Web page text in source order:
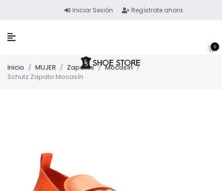
Iniciar Sesión Regístrate ahora
0
Inicio / MUJER / Zapatos / Mocasín /
Schutz Zapato Mocasín